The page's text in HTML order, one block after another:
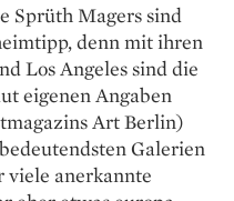
Sprüth Magers sind
denn mit ihren
Los Angeles sind die
eigenen Angaben
Art Berlin)
Galerien
viele anerkannte